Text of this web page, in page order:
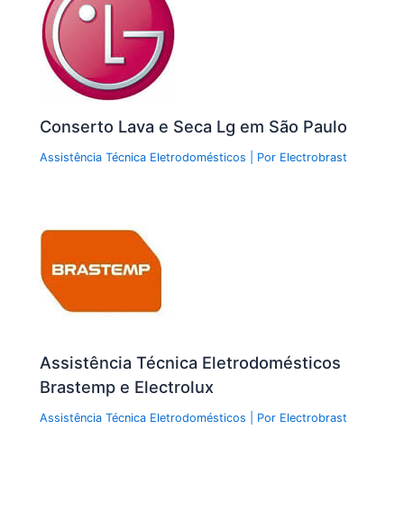
Conserto Lava e Seca Lg em São Paulo
Assistência Técnica Eletrodomésticos | Por Electrobrast
Assistência Técnica Eletrodomésticos
Brastemp e Electrolux
Assistência Técnica Eletrodomésticos | Por Electrobrast